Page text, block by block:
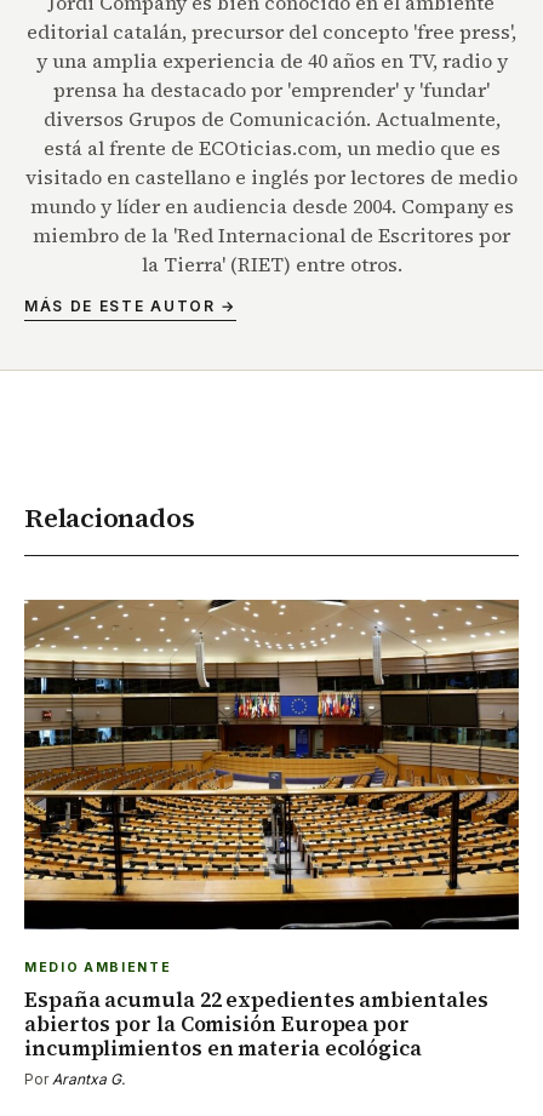
editorial catalán, precursor del concepto 'free press',
y una amplia experiencia de 40 años en TV, radio y
prensa ha destacado por 'emprender' y 'fundar'
diversos Grupos de Comunicación. Actualmente,
está al frente de ECOticias.com, un medio que es
visitado en castellano e inglés por lectores de medio
mundo y líder en audiencia desde 2004. Company es
miembro de la 'Red Internacional de Escritores por
la Tierra' (RIET) entre otros.
MÁS DE ESTE AUTOR →
Relacionados
MEDIO AMBIENTE
España acumula 22 expedientes ambientales
abiertos por la Comisión Europea por
incumplimientos en materia ecológica
Por Arantxa G.